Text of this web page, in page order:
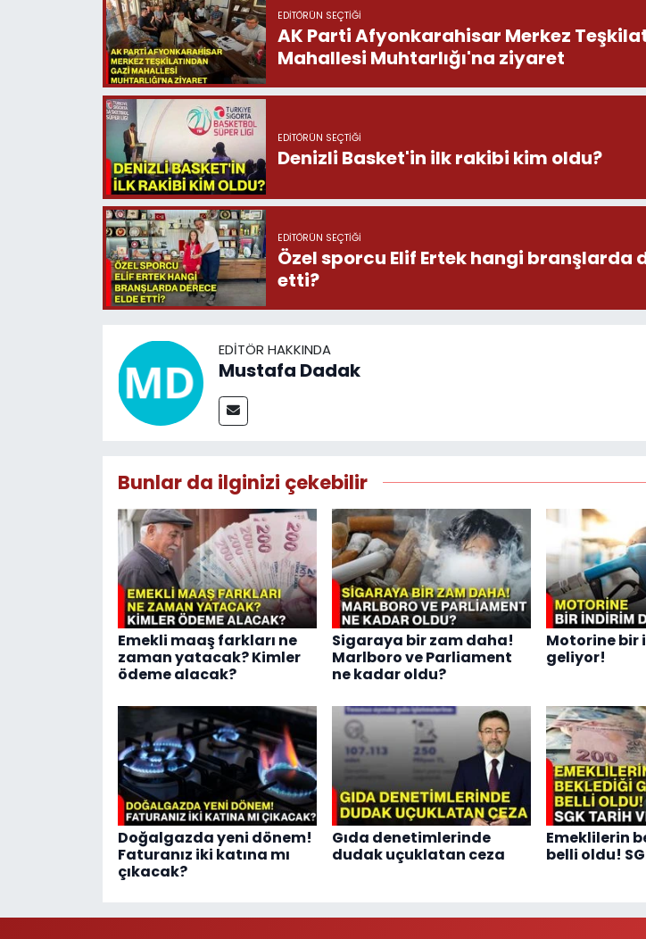
EDITÖRÜN SEÇTIĞI
AK Parti Afyonkarahisar Merkez
Mahallesi Muhtarlığı'na ziyaret
EDITÖRÜN SEÇTIĞI
Denizli Basket'in ilk rakibi kim oldu?
EDITÖRÜN SEÇTIĞI
Özel sporcu Elif Ertek hangi branşlarda
etti?
EDITÖR HAKKINDA
Mustafa Dadak
Bunlar da ilginizi çekebilir
Emekli maaş farkları ne
zaman yatacak? Kimler
ödeme alacak?
Sigaraya bir zam daha!
Marlboro ve Parliament
ne kadar oldu?
Motorine bir
geliyor!
Doğalgazda yeni dönem!
Faturanız iki katına mı
çıkacak?
Gıda denetimlerinde
dudak uçuklatan ceza
Emeklilerin
belli oldu!